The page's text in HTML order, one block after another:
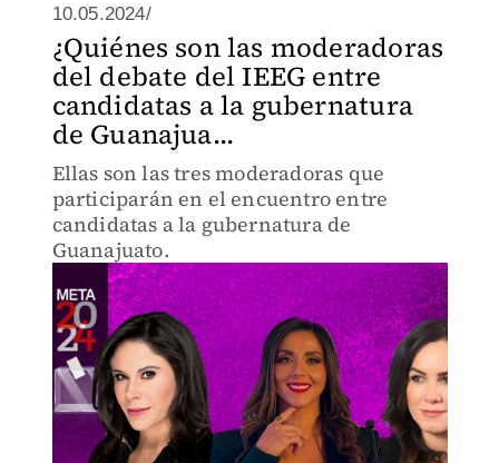
10.05.2024/
¿Quiénes son las moderadoras
del debate del IEEG entre
candidatas a la gubernatura
de Guanajua...
Ellas son las tres moderadoras que
participarán en el encuentro entre
candidatas a la gubernatura de
Guanajuato.